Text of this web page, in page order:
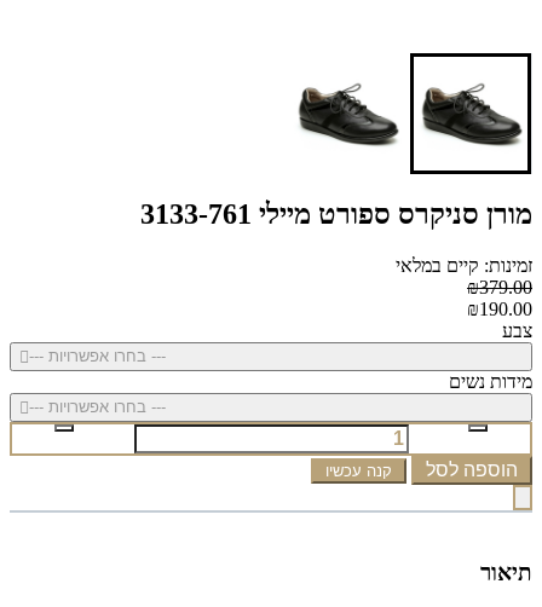
מורן סניקרס ספורט מיילי 3133-761
זמינות: קיים במלאי
₪379.00
₪190.00
צבע
--- בחרו אפשרויות ---
מידות נשים
--- בחרו אפשרויות ---
הוספה לסל קנה עכשיו
תיאור